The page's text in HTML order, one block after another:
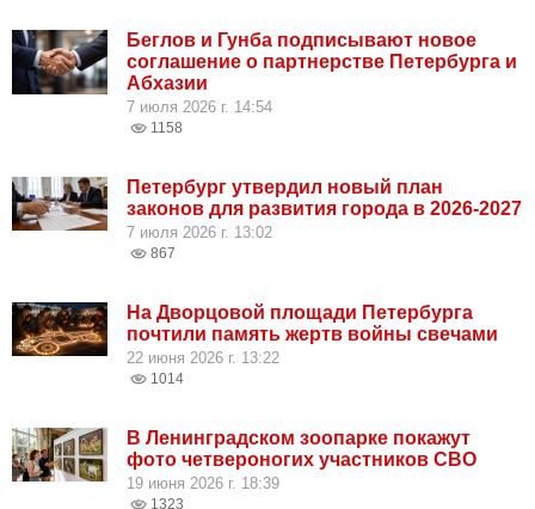
Беглов и Гунба подписывают новое
соглашение о партнерстве Петербурга и
Абхазии
7 июля 2026 г. 14:54
1158
Петербург утвердил новый план
законов для развития города в 2026-2027
7 июля 2026 г. 13:02
867
На Дворцовой площади Петербурга
почтили память жертв войны свечами
22 июня 2026 г. 13:22
1014
В Ленинградском зоопарке покажут
фото четвероногих участников СВО
19 июня 2026 г. 18:39
1323